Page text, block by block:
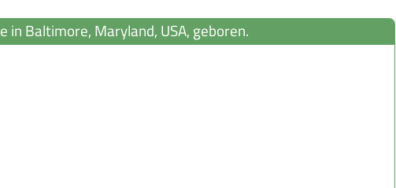
in Baltimore, Maryland, USA, geboren.